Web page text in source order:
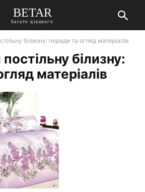
BETAR
багато цікавого
білизну: поради та огляд матеріалів
білизну:
матеріалів